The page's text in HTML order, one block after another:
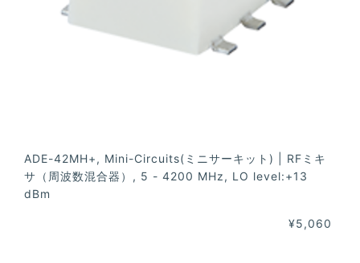
ADE-42MH+, Mini-Circuits(ミニサーキット) | RFミキ
サ（周波数混合器）, 5 - 4200 MHz, LO level:+13
dBm
¥5,060